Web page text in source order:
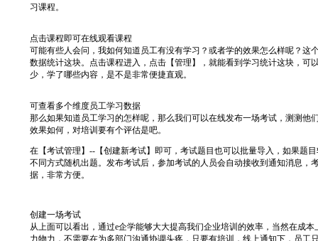
习课程。
点击课程即可在线观看课程
可能有些人会问，我如何知道员工有没有学习？或者学的效果怎么样呢？这
数据统计这块。点击课程进入，点击【管理】，就能看到学习统计这块，可
少，学了哪些内容，是不是非常便捷直观。
可查看多个维度员工学习数据
那么如果知道员工学习的怎样呢，那么我们可以在线发布一场考试，测测他
效果如何，对培训要有个评估是吧。
在【考试管理】--【创建新考试】即可，考试题目也可以批量导入，如果题
不同方式随机出题。发布考试后，参加考试的人员会自动接收到通知消息，
据，非常方便。
创建一场考试
从上面可以看出，通过e企学能够大大提高我们企业培训的效率，当然在成
力物力，不需要在为多部门沟通协调头疼，只要有培训，线上通知下，员工